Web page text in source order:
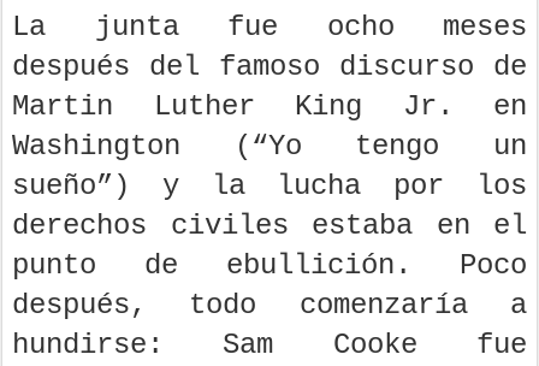
La junta fue ocho meses
después del famoso discurso de
Martin Luther King Jr. en
Washington (“Yo tengo un
sueño”) y la lucha por los
derechos civiles estaba en el
punto de ebullición. Poco
después, todo comenzaría a
hundirse: Sam Cooke fue